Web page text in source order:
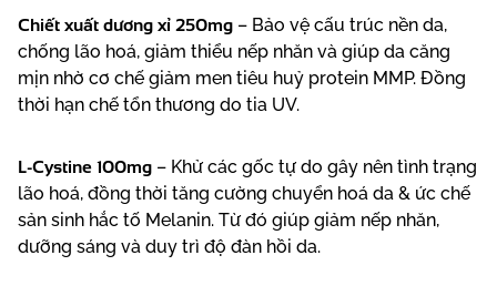
Chiết xuất dương xỉ 250mg – Bảo vệ cấu trúc nền da,
chống lão hoá, giảm thiểu nếp nhăn và giúp da căng
mịn nhờ cơ chế giảm men tiêu huỷ protein MMP. Đồng
thời hạn chế tổn thương do tia UV.
L-Cystine 100mg – Khử các gốc tự do gây nên tình trạng
lão hoá, đồng thời tăng cường chuyển hoá da & ức chế
sản sinh hắc tố Melanin. Từ đó giúp giảm nếp nhăn,
dưỡng sáng và duy trì độ đàn hồi da.